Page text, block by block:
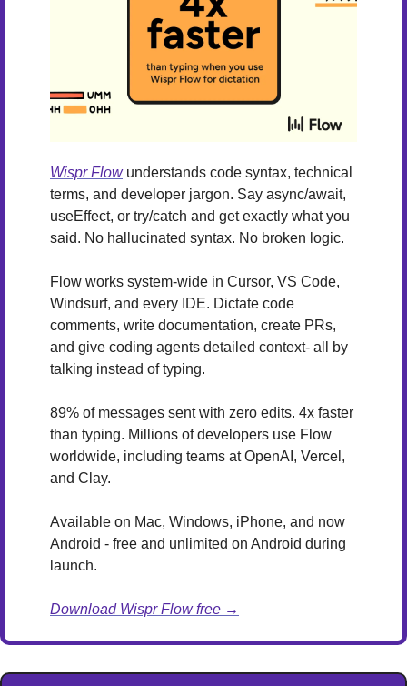
Wispr Flow understands code syntax, technical
terms, and developer jargon. Say async/await,
useEffect, or try/catch and get exactly what you
said. No hallucinated syntax. No broken logic.
Flow works system-wide in Cursor, VS Code,
Windsurf, and every IDE. Dictate code
comments, write documentation, create PRs,
and give coding agents detailed context- all by
talking instead of typing.
89% of messages sent with zero edits. 4x faster
than typing. Millions of developers use Flow
worldwide, including teams at OpenAI, Vercel,
and Clay.
Available on Mac, Windows, iPhone, and now
Android - free and unlimited on Android during
launch.
Download Wispr Flow free →